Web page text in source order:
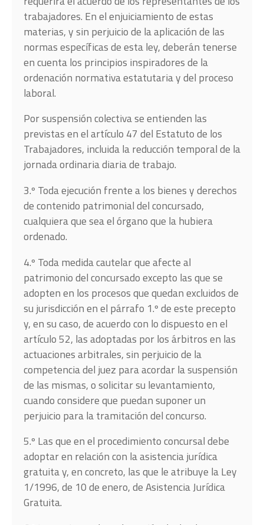
trabajadores. En el enjuiciamiento de estas
materias, y sin perjuicio de la aplicación de las
normas específicas de esta ley, deberán tenerse
en cuenta los principios inspiradores de la
ordenación normativa estatutaria y del proceso
laboral.
Por suspensión colectiva se entienden las
previstas en el artículo 47 del Estatuto de los
Trabajadores, incluida la reducción temporal de la
jornada ordinaria diaria de trabajo.
3.º Toda ejecución frente a los bienes y derechos
de contenido patrimonial del concursado,
cualquiera que sea el órgano que la hubiera
ordenado.
4.º Toda medida cautelar que afecte al
patrimonio del concursado excepto las que se
adopten en los procesos que quedan excluidos de
su jurisdicción en el párrafo 1.º de este precepto
y, en su caso, de acuerdo con lo dispuesto en el
artículo 52, las adoptadas por los árbitros en las
actuaciones arbitrales, sin perjuicio de la
competencia del juez para acordar la suspensión
de las mismas, o solicitar su levantamiento,
cuando considere que puedan suponer un
perjuicio para la tramitación del concurso.
5.º Las que en el procedimiento concursal debe
adoptar en relación con la asistencia jurídica
gratuita y, en concreto, las que le atribuye la Ley
1/1996, de 10 de enero, de Asistencia Jurídica
Gratuita.